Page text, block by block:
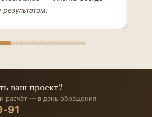
ваш проект?
расчёт — в день обращения
91